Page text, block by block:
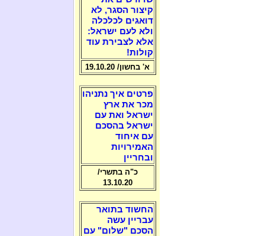
קיצור הסגר, לא
דואגים לכלכלה
ולא לעם ישראל:
אלא לצבירת עוד
קולות!
א' בחשון/ 19.10.20
פרטים איך נתניהו
מכר את ארץ
ישראל ואת עם
ישראל בהסכם
עם איחוד
האמירויות
ובחריין
כ"ה בתשרי/
13.10.20
החשוד בתואר
עבריין עשה
הסכם "שלום" עם